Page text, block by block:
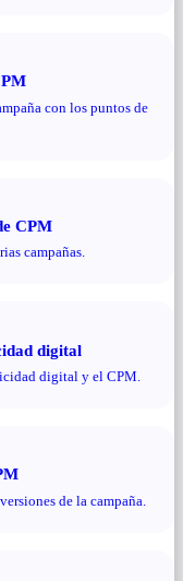
con los puntos de
CPM
campañas.
digital
digital y el CPM.
de la campaña.